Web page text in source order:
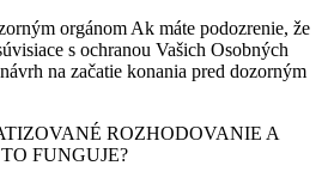
orgánom Ak máte podozrenie, že
s ochranou Vašich Osobných
na začatie konania pred dozorným
ROZHODOVANIE A
FUNGUJE?